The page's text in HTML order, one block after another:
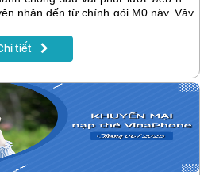
nhân đến từ chính gói M0 này. Vậy
bạn hiểu rõ cách hoạt động của
dẫn cách sử dụng data sao cho tiết
tiết